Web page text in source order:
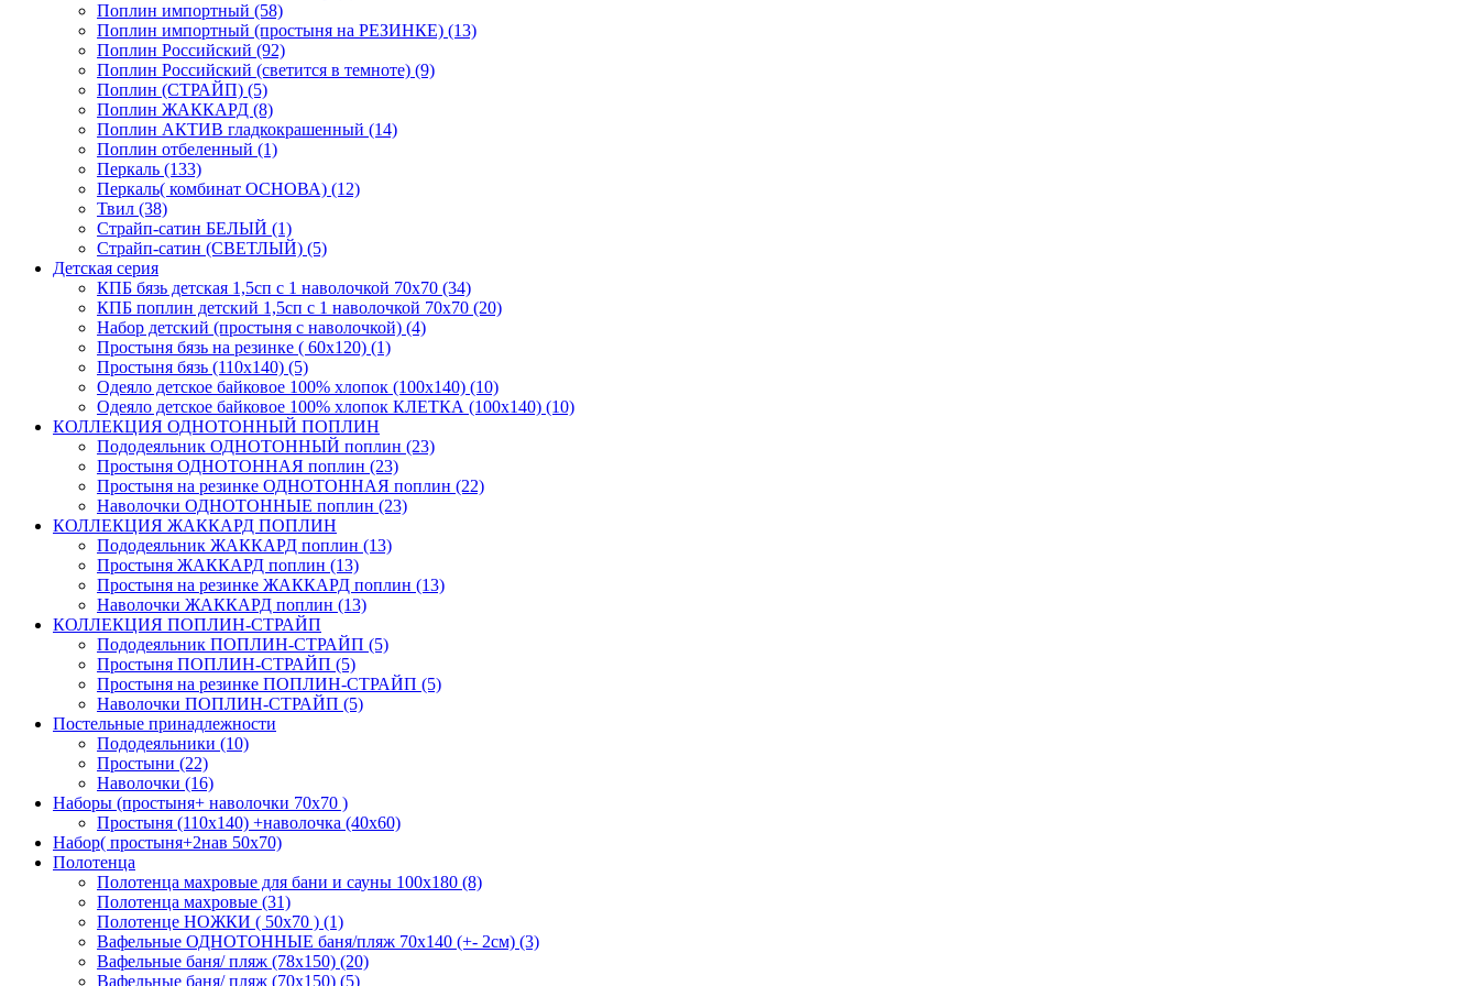
Поплин импортный (58)
Поплин импортный (простыня на РЕЗИНКЕ) (13)
Поплин Российский (92)
Поплин Российский (светится в темноте) (9)
Поплин (СТРАЙП) (5)
Поплин ЖАККАРД (8)
Поплин АКТИВ гладкокрашенный (14)
Поплин отбеленный (1)
Перкаль (133)
Перкаль( комбинат ОСНОВА) (12)
Твил (38)
Страйп-сатин БЕЛЫЙ (1)
Страйп-сатин (СВЕТЛЫЙ) (5)
Детская серия
КПБ бязь детская 1,5сп с 1 наволочкой 70х70 (34)
КПБ поплин детский 1,5сп с 1 наволочкой 70х70 (20)
Набор детский (простыня с наволочкой) (4)
Простыня бязь на резинке ( 60х120) (1)
Простыня бязь (110х140) (5)
Одеяло детское байковое 100% хлопок (100х140) (10)
Одеяло детское байковое 100% хлопок КЛЕТКА (100х140) (10)
КОЛЛЕКЦИЯ ОДНОТОННЫЙ ПОПЛИН
Пододеяльник ОДНОТОННЫЙ поплин (23)
Простыня ОДНОТОННАЯ поплин (23)
Простыня на резинке ОДНОТОННАЯ поплин (22)
Наволочки ОДНОТОННЫЕ поплин (23)
КОЛЛЕКЦИЯ ЖАККАРД ПОПЛИН
Пододеяльник ЖАККАРД поплин (13)
Простыня ЖАККАРД поплин (13)
Простыня на резинке ЖАККАРД поплин (13)
Наволочки ЖАККАРД поплин (13)
КОЛЛЕКЦИЯ ПОПЛИН-СТРАЙП
Пододеяльник ПОПЛИН-СТРАЙП (5)
Простыня ПОПЛИН-СТРАЙП (5)
Простыня на резинке ПОПЛИН-СТРАЙП (5)
Наволочки ПОПЛИН-СТРАЙП (5)
Постельные принадлежности
Пододеяльники (10)
Простыни (22)
Наволочки (16)
Наборы (простыня+ наволочки 70х70 )
Простыня (110х140) +наволочка (40х60)
Набор( простыня+2нав 50х70)
Полотенца
Полотенца махровые для бани и сауны 100х180 (8)
Полотенца махровые (31)
Полотенце НОЖКИ ( 50х70 ) (1)
Вафельные ОДНОТОННЫЕ баня/пляж 70х140 (+- 2см) (3)
Вафельные баня/ пляж (78х150) (20)
Вафельные баня/ пляж (70х150) (5)